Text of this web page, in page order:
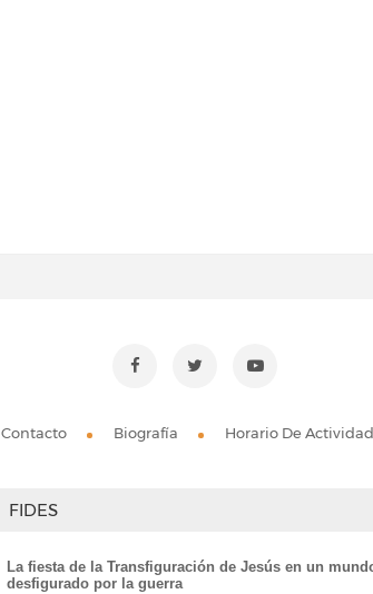
Contacto Biografía Horario De
FIDES
La fiesta de la Transfiguración de Jesús en un
desfigurado por la guerra